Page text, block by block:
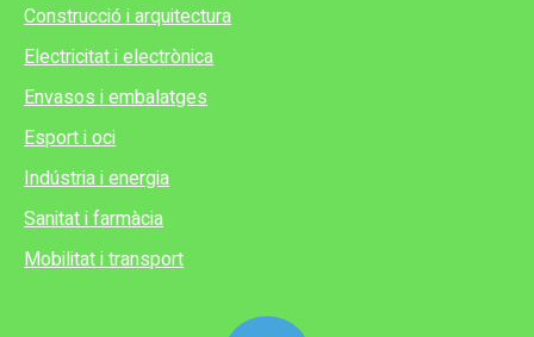
Construcció i arquitectura
Electricitat i electrònica
Envasos i embalatges
Esport i oci
Indústria i energia
Sanitat i farmàcia
Mobilitat i transport